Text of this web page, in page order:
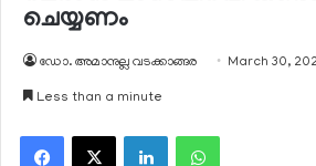
ചെയ്യണം
ഡോ. അമാനുല്ല വടക്കാങ്ങര March 30,
Less than a minute
Facebook
X LinkedInWhatsApp